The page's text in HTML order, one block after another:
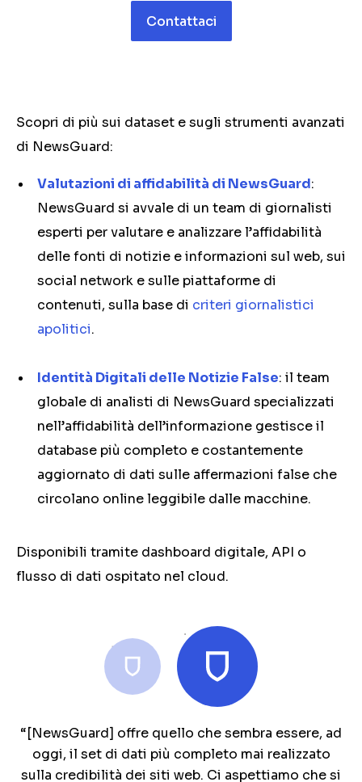
Contattaci
Scopri di più sui dataset e sugli strumenti avanzati
di NewsGuard:
Valutazioni di affidabilità di NewsGuard:
NewsGuard si avvale di un team di giornalisti
esperti per valutare e analizzare l’affidabilità
delle fonti di notizie e informazioni sul web, sui
social network e sulle piattaforme di
contenuti, sulla base di criteri giornalistici
apolitici.
Identità Digitali delle Notizie False: il team
globale di analisti di NewsGuard specializzati
nell’affidabilità dell’informazione gestisce il
database più completo e costantemente
aggiornato di dati sulle affermazioni false che
circolano onlineleggibile dalle macchine.
Disponibili tramite dashboard digitale, API o
flusso di dati ospitato nel cloud.
“NewsGuard si è affermata come il database più
utilizzato per le valutazioni delle fonti ed è
particolarmente apprezzata nella ricerca sulla
“[NewsGuard] offre quello che sembra essere, ad
oggi, il set di dati più completo mai realizzato
sulla credibilità dei siti web. Ci aspettiamo che si